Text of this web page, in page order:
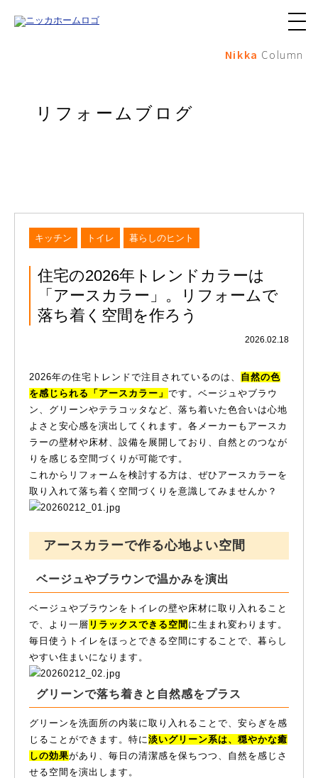
メ
ュ
Nikka Column
リフォームブログ
キッチン トイレ 暮らしのヒント
住宅の2026年トレンドカラーは
「アースカラー」。リフォームで
落ち着く空間を作ろう
2026.02.18
2026年の住宅トレンドで注目されているのは、 自然の色
を感じられる「アースカラー」 です。ベージュやブラウ
ン、グリーンやテラコッタなど、落ち着いた色合いは心地
よさと安心感を演出してくれます。各メーカーもアースカ
ラーの壁材や床材、設備を展開しており、自然とのつなが
りを感じる空間づくりが可能です。
これからリフォームを検討する方は、ぜひアースカラーを
取り入れて落ち着く空間づくりを意識してみませんか？
アースカラーで作る心地よい空間
ベージュやブラウンで温かみを演出
ベージュやブラウンをトイレの壁や床材に取り入れること
で、より一層 リラックスできる空間 に生まれ変わります。
毎日使うトイレをほっとできる空間にすることで、暮らし
やすい住まいになります。
グリーンで落ち着きと自然感をプラス
グリーンを洗面所の内装に取り入れることで、安らぎを感
じることができます。特に淡いグリーン系は、穏やかな癒
しの効果があり、毎日の清潔感を保ちつつ、自然を感じさ
せる空間を演出します。